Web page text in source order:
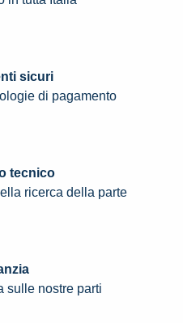
sicuri
di pagamento
tecnico
ricerca della parte
sulle nostre parti